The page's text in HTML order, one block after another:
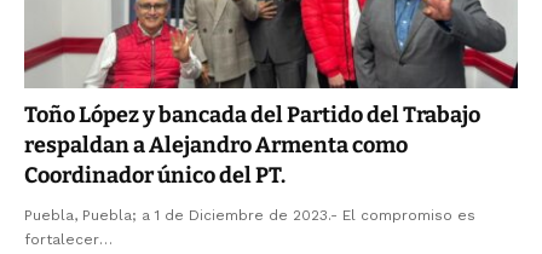
Toño López y bancada del Partido del Trabajo
respaldan a Alejandro Armenta como
Coordinador único del PT.
Puebla, Puebla; a 1 de Diciembre de 2023.- El compromiso es
fortalecer…